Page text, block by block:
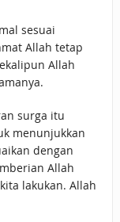
sesuai
Allah tetap
Allah
surga itu
menunjukkan
dengan
Allah
lakukan. Allah